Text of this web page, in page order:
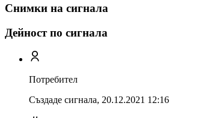
Снимки на сигнала
Дейност по сигнала
Потребител
Създаде сигнала, 20.12.2021 12:16